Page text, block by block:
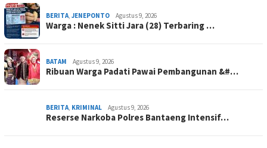
BERITA JENEPONTO Agustus 9, 2026
Warga : Nenek Sitti Jara (28) Terbaring …
BATAM Agustus 9, 2026
Ribuan Warga Padati Pawai Pembangunan &#…
BERITA KRIMINAL Agustus 9, 2026
Reserse Narkoba Polres Bantaeng Intensif…